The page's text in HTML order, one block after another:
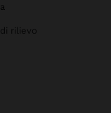
di rilievo